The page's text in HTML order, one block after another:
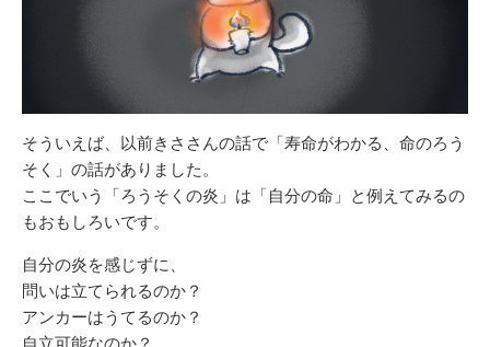
そういえば、以前きささんの話で「寿命がわかる、命のろう
そく」の話がありました。
ここでいう「ろうそくの炎」は「自分の命」と例えてみるの
もおもしろいです。
自分の炎を感じずに、
問いは立てられるのか？
アンカーはうてるのか？